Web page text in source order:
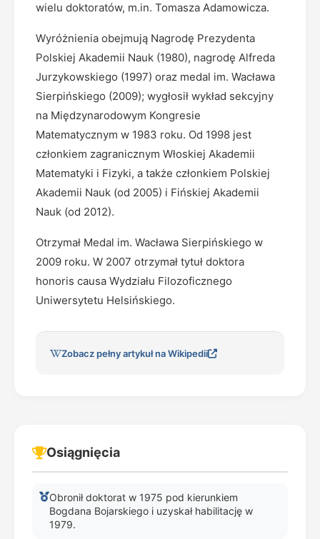
wielu doktoratów, m.in. Tomasza Adamowicza.
Wyróżnienia obejmują Nagrodę Prezydenta
Polskiej Akademii Nauk (1980), nagrodę Alfreda
Jurzykowskiego (1997) oraz medal im. Wacława
Sierpińskiego (2009); wygłosił wykład sekcyjny
na Międzynarodowym Kongresie
Matematycznym w 1983 roku. Od 1998 jest
członkiem zagranicznym Włoskiej Akademii
Matematyki i Fizyki, a także członkiem Polskiej
Akademii Nauk (od 2005) i Fińskiej Akademii
Nauk (od 2012).
Otrzymał Medal im. Wacława Sierpińskiego w
2009 roku. W 2007 otrzymał tytuł doktora
honoris causa Wydziału Filozoficznego
Uniwersytetu Helsińskiego.
Zobacz pełny artykuł na Wikipedii
Osiągnięcia
Obronił doktorat w 1975 pod kierunkiem
Bogdana Bojarskiego i uzyskał habilitację w
1979.